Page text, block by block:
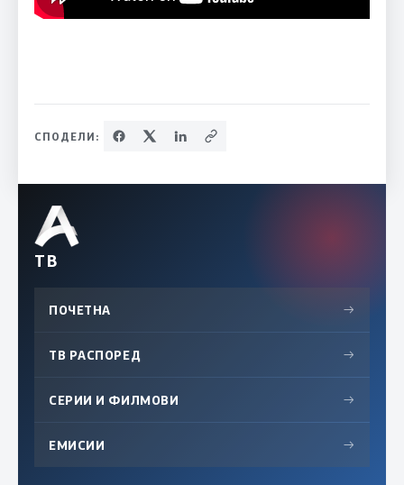
СПОДЕЛИ:
ТВ
ПОЧЕТНА →
ТВ РАСПОРЕД →
СЕРИИ И ФИЛМОВИ →
ЕМИСИИ →